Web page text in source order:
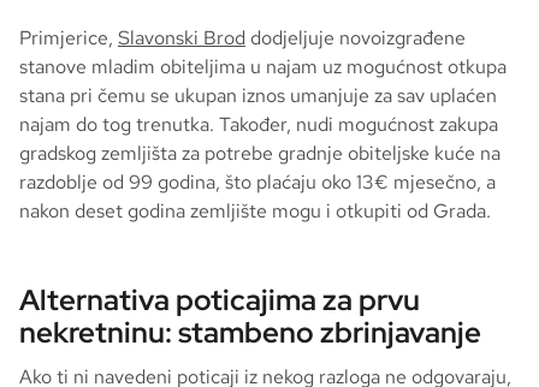
Primjerice, Slavonski Brod dodjeljuje novoizgrađene
stanove mladim obiteljima u najam uz mogućnost otkupa
stana pri čemu se ukupan iznos umanjuje za sav uplaćen
najam do tog trenutka. Također, nudi mogućnost zakupa
gradskog zemljišta za potrebe gradnje obiteljske kuće na
razdoblje od 99 godina, što plaćaju oko 13€ mjesečno, a
nakon deset godina zemljište mogu i otkupiti od Grada.
Alternativa poticajima za prvu
nekretninu: stambeno zbrinjavanje
Ako ti ni navedeni poticaji iz nekog razloga ne odgovaraju,